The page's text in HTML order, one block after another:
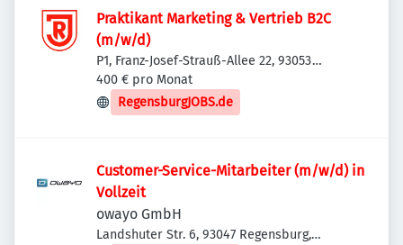
Praktikant Marketing & Vertrieb B2C
(m/w/d)
P1, Franz-Josef-Strauß-Allee 22, 93053
Regensburg, Deutschland
400 € pro Monat
RegensburgJOBS.de
Customer-Service-Mitarbeiter (m/w/d) in
Vollzeit
owayo GmbH
Landshuter Str. 6, 93047 Regensburg,